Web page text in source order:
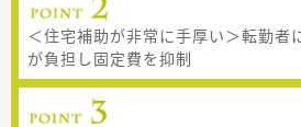
＜住宅補助が非常に手厚い＞転勤者
が負担し固定費を抑制